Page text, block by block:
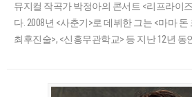
뮤지컬 작곡가 박정아의 콘서트 <리프라이
다. 2008년 <사춘기>로 데뷔한 그는 <마마 돈
최후진술>, <신흥무관학교> 등 지난 12년 동